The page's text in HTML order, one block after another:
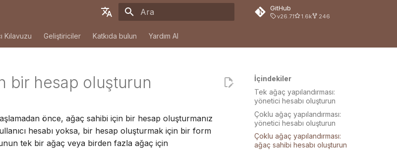
English
Español
Tiếng Việt
Türkçe
GitHub
v26.7.1 1.6k 246
Kılavuzu Geliştiriciler Katkıda bulun Yardım Al
İçindekiler
Tek ağaç yapılandırması:
yönetici hesabı oluşturun
Çoklu ağaç yapılandırması:
yönetici hesabı oluşturun
Çoklu ağaç yapılandırması:
ağaç sahibi hesabı oluşturun
bir hesap oluşturun
önce, ağaç sahibi için bir hesap oluşturmanız
hesabı yoksa, bir hesap oluşturmak için bir form
tek bir ağaç veya birden fazla ağaç için